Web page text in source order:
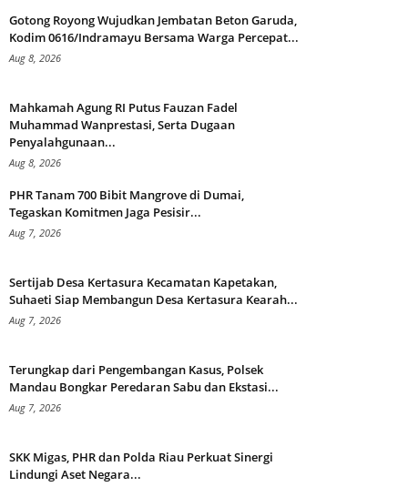
Gotong Royong Wujudkan Jembatan Beton Garuda,
Kodim 0616/Indramayu Bersama Warga Percepat...
Aug 8, 2026
Mahkamah Agung RI Putus Fauzan Fadel
Muhammad Wanprestasi, Serta Dugaan
Penyalahgunaan...
Aug 8, 2026
PHR Tanam 700 Bibit Mangrove di Dumai,
Tegaskan Komitmen Jaga Pesisir...
Aug 7, 2026
Sertijab Desa Kertasura Kecamatan Kapetakan,
Suhaeti Siap Membangun Desa Kertasura Kearah...
Aug 7, 2026
Terungkap dari Pengembangan Kasus, Polsek
Mandau Bongkar Peredaran Sabu dan Ekstasi...
Aug 7, 2026
SKK Migas, PHR dan Polda Riau Perkuat Sinergi
Lindungi Aset Negara...